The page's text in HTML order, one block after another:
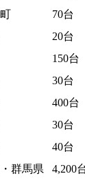
70台
20台
150台
30台
400台
30台
40台
群馬県 4,200